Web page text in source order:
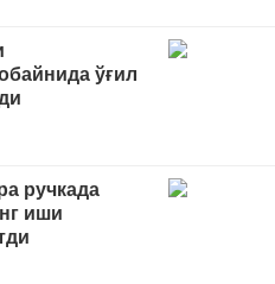
ўғил
ручкада
иши